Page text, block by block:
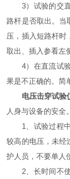
3）试验的交直
路杆是否取出。当
压，插入短路杆时
取出、插入参看左
4）在直流试验
果是不正确的。简
电压击穿试验
人身与设备的安全
1、试验过程中
较高的电压，未经
护人员，不要单人
2、长时间不使